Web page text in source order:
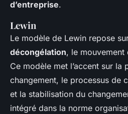
d’entreprise.
Lewin
Le modèle de Lewin repose
décongélation, le mouvement
Ce modèle met l’accent sur la
changement, le processus de
et la stabilisation du
intégré dans la norme